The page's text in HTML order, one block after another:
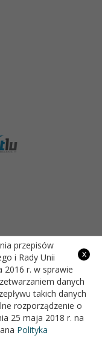
x
przepisów
i Rady Unii
2016 r. w sprawie
danych
takich danych
rozporządzenie o
25 maja 2018 r. na
Polityka